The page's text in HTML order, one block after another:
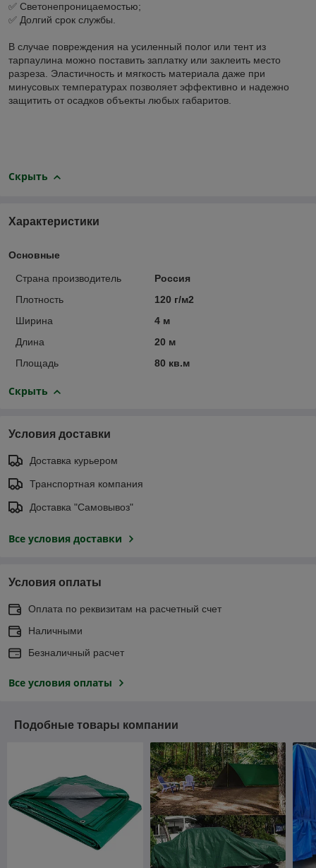
✅ Светонепроницаемостью;
✅ Долгий срок службы.
В случае повреждения на усиленный полог или тент из
тарпаулина можно поставить заплатку или заклеить место
разреза. Эластичность и мягкость материала даже при
минусовых температурах позволяет эффективно и надежно
защитить от осадков объекты любых габаритов.
Скрыть
Характеристики
Основные
Страна производитель
Россия
Плотность
120 г/м2
Ширина
4 м
Длина
20 м
Площадь
80 кв.м
Скрыть
Условия доставки
Доставка курьером
Транспортная компания
Доставка "Самовывоз"
Все условия доставки
Условия оплаты
Оплата по реквизитам на расчетный счет
Наличными
Безналичный расчет
Все условия оплаты
Подобные товары компании